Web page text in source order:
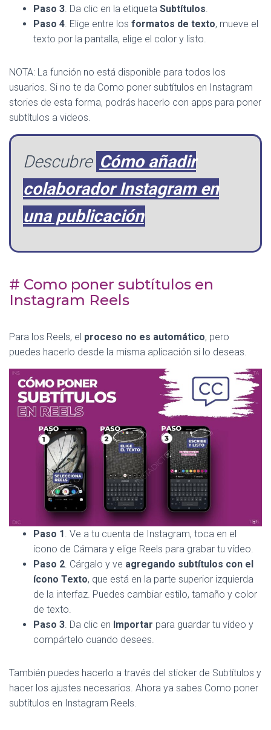
Paso 3. Da clic en la etiqueta Subtítulos.
Paso 4. Elige entre los formatos de texto, mueve el
texto por la pantalla, elige el color y listo.
NOTA: La función no está disponible para todos los
usuarios. Si no te da Como poner subtítulos en Instagram
stories de esta forma, podrás hacerlo con apps para poner
subtítulos a videos.
Descubre Cómo añadir
colaborador Instagram en
una publicación
# Como poner subtítulos en
Instagram Reels
Para los Reels, el proceso no es automático, pero
puedes hacerlo desde la misma aplicación si lo deseas.
Paso 1. Ve a tu cuenta de Instagram, toca en el
ícono de Cámara y elige Reels para grabar tu vídeo.
Paso 2. Cárgalo y ve agregando subtítulos con el
ícono Texto, que está en la parte superior izquierda
de la interfaz. Puedes cambiar estilo, tamaño y color
de texto.
Paso 3. Da clic en Importar para guardar tu vídeo y
compártelo cuando desees.
También puedes hacerlo a través del sticker de Subtítulos y
hacer los ajustes necesarios. Ahora ya sabes Como poner
subtítulos en Instagram Reels.